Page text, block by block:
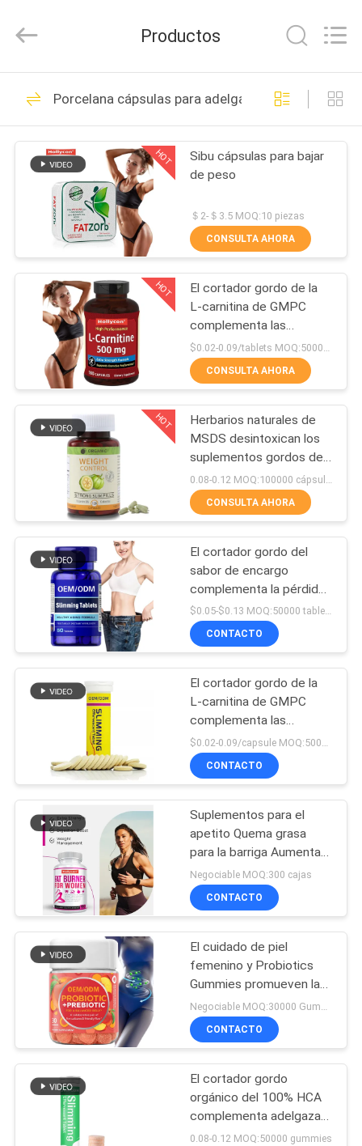
INICIO
PRODUCTOS
VIDEOS
SOBRE
NOSOTROS
VISITA
FÁBRICA
CONTROL
CALIDAD
CONTACTO
NOTICIAS
TODOS
LOS
SOLICITAR
UNA
COTIZACIÓN
MAPA
SITIO
POLÍTICAS
PRIVACIDAD
Reserved.
cápsulas para
adelgazar
203
Cápsulas para
adelgazar
67
Las cápsulas para
adelgazar de
Natural Max
19
OEM de los
suplementos
856
Sidra de Apple
Gummies
28
Vitamina Gummies
de la biotina
21
Productos
Porcelana cápsulas para adelgazar
HOT
Sibu cápsulas para bajar
de peso
＄2-＄3.5 MOQ:10 piezas
CONSULTA AHORA
HOT
El cortador gordo de la
L-carnitina de GMPC
complementa las
cápsulas efervescentes
para el Detox Silmming
CONSULTA AHORA
HOT
Herbarios naturales de
MSDS desintoxican los
suplementos gordos del
cortador rápidos
adelgazando 120
cápsulas
CONSULTA AHORA
El cortador gordo del
sabor de encargo
complementa la pérdida
de peso que adelgaza las
tabletas promueve la
quema gorda
$0.05-$0.13 MOQ:50000 tabletas
CONTACTO
El cortador gordo de la
L-carnitina de GMPC
complementa las
tabletas efervescentes
para el Detox
$0.02-0.09/capsule MOQ:50000 tabletas efervescentes
CONTACTO
Suplementos para el
apetito Quema grasa
para la barriga Aumenta
el metabolismo
energético
Negociable MOQ:300 cajas
CONTACTO
El cuidado de piel
femenino y Probiotics
Gummies promueven la
digestión
CONTACTO
El cortador gordo
orgánico del 100% HCA
complementa adelgazar
la tableta efervescente
0.08-0.12 MOQ:50000 gummies